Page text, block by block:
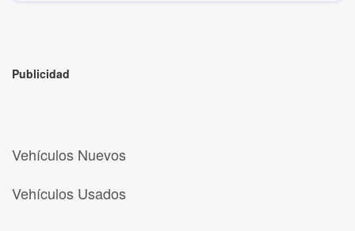
Publicidad
Vehículos Nuevos
Vehículos Usados